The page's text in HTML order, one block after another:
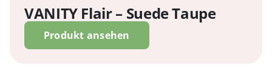
VANITY Flair – Suede Taupe
Produkt ansehen